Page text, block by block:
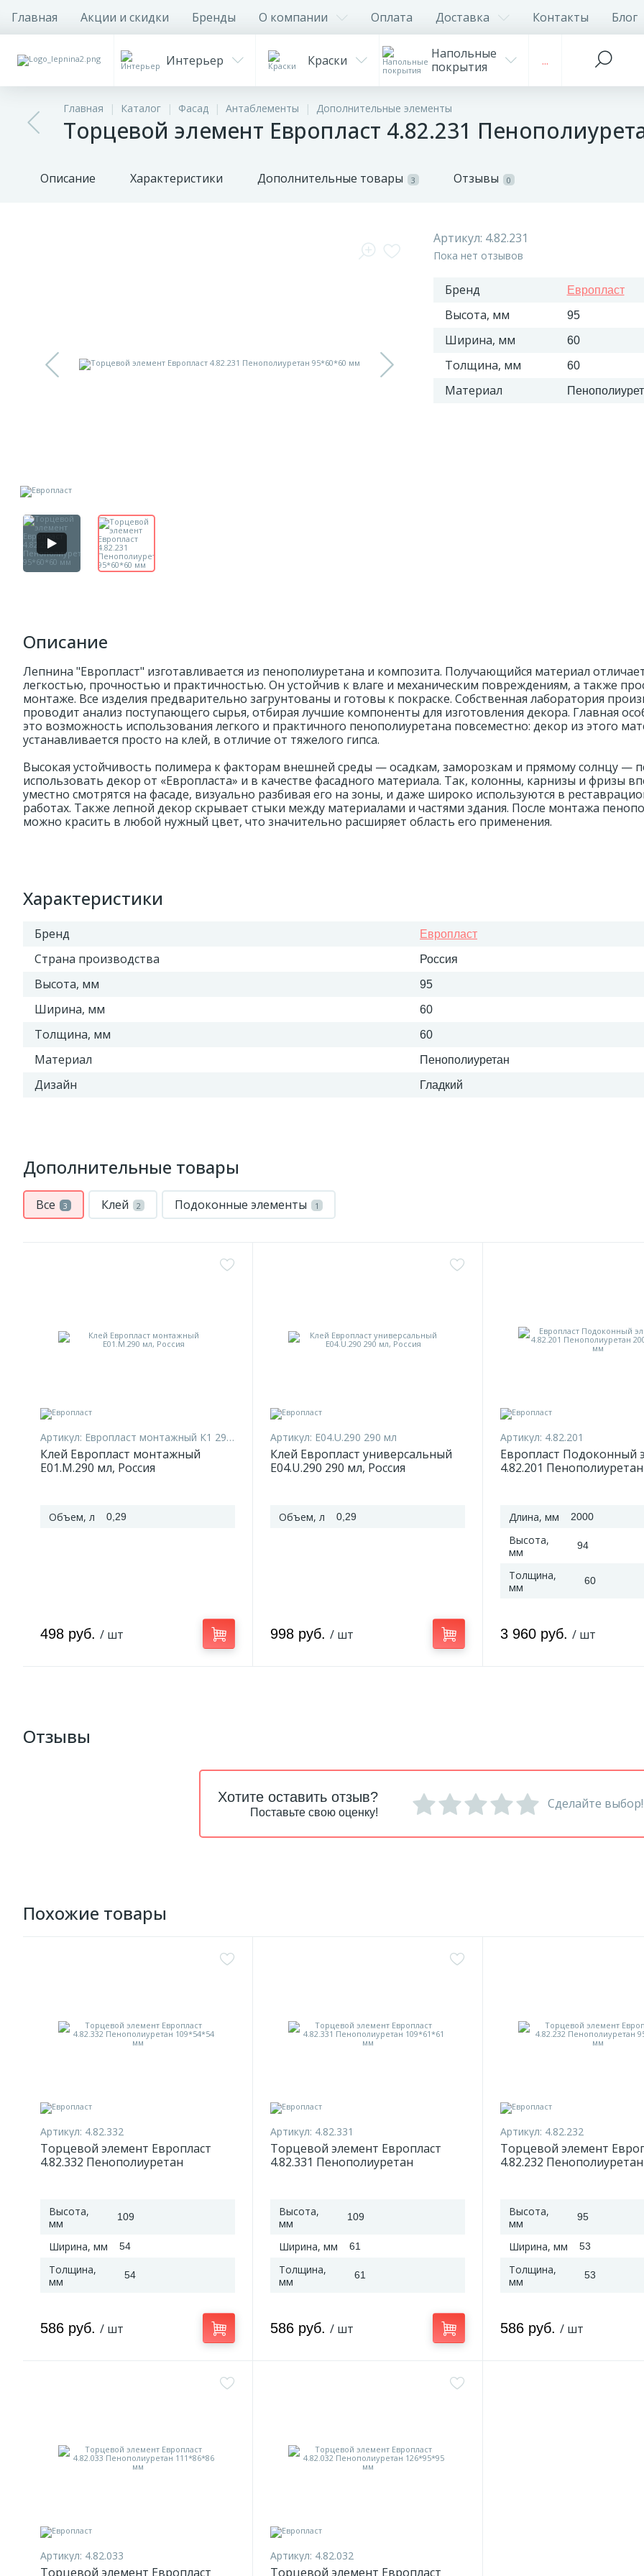
Главная Акции и скидки Бренды О компании Оплата Доставка Контакты Блог
Интерьер Краски
Напольные
покрытия
...
Главная Каталог Фасад Антаблементы Дополнительные элементы
Торцевой элемент Европласт 4.82.231
Описание Характеристики Дополнительные товары 3 Отзывы 0
Артикул: 4.82.231
Пока нет отзывов
Бренд Европласт
Высота, мм 95
Ширина, мм 60
Толщина, мм 60
Материал
Описание
Лепнина "Европласт" изготавливается из пенополиуретана и композита. Получающийся материал
легкостью, прочностью и практичностью. Он устойчив к влаге и механическим повреждениям, а также
монтаже. Все изделия предварительно загрунтованы и готовы к покраске. Собственная лаборатория
проводит анализ поступающего сырья, отбирая лучшие компоненты для изготовления декора. Главная
это возможность использования легкого и практичного пенополиуретана повсеместно: декор из этого
устанавливается просто на клей, в отличие от тяжелого гипса.
Высокая устойчивость полимера к факторам внешней среды — осадкам, заморозкам и прямому солнцу —
использовать декор от «Европласта» и в качестве фасадного материала. Так, колонны, карнизы и фризы
уместно смотрятся на фасаде, визуально разбивая его на зоны, и даже широко используются в
работах. Также лепной декор скрывает стыки между материалами и частями здания. После монтажа
можно красить в любой нужный цвет, что значительно расширяет область его применения.
Характеристики
Бренд Европласт
Страна производства Россия
Высота, мм 95
Ширина, мм 60
Толщина, мм 60
Материал Пенополиуретан
Дизайн Гладкий
Дополнительные товары
Все 3 Клей 2 Подоконные элементы 1
Артикул: Европласт монтажный К1 290 мл
Клей Европласт монтажный
E01.M.290 мл, Россия
Объем, л 0,29
498 руб. / шт
Артикул: E04.U.290 290 мл
Клей Европласт универсальный
E04.U.290 290 мл, Россия
Объем, л 0,29
998 руб. / шт
Артикул: 4.82.201
Европласт Подоконный
4.82.201 Пенополиуретан
Длина, мм 2000
Высота,
мм
94
Толщина,
мм
60
3 960 руб. / шт
Отзывы
Хотите оставить отзыв?
Поставьте свою оценку!
Сделайте выбор!
Похожие товары
Артикул: 4.82.332
Торцевой элемент Европласт
4.82.332 Пенополиуретан
Высота,
мм
109
Ширина, мм 54
Толщина,
мм
54
586 руб. / шт
Артикул: 4.82.331
Торцевой элемент Европласт
4.82.331 Пенополиуретан
Высота,
мм
109
Ширина, мм 61
Толщина,
мм
61
586 руб. / шт
Артикул: 4.82.232
Торцевой элемент
4.82.232 Пенополиуретан
Высота,
мм
95
Ширина, мм 53
Толщина,
мм
53
586 руб. / шт
Артикул: 4.82.033
Торцевой элемент Европласт
Артикул: 4.82.032
Торцевой элемент Европласт